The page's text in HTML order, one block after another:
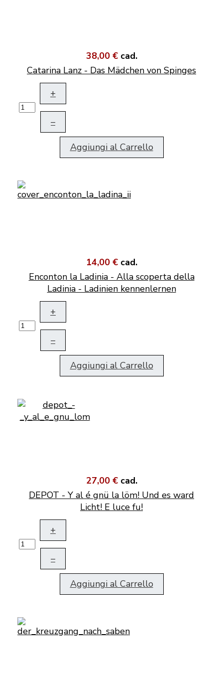
38,00 € cad.
Catarina Lanz - Das Mädchen von Spinges
+
–
Aggiungi al Carrello
14,00 € cad.
Enconton la Ladinia - Alla scoperta della
Ladinia - Ladinien kennenlernen
+
–
Aggiungi al Carrello
27,00 € cad.
DEPOT - Y al é gnü la löm! Und es ward
Licht! E luce fu!
+
–
Aggiungi al Carrello